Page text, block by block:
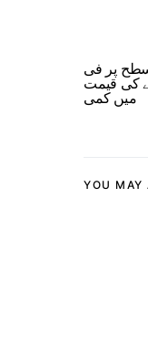
پر فی
کی قیمت
میں کمی
YOU MAY